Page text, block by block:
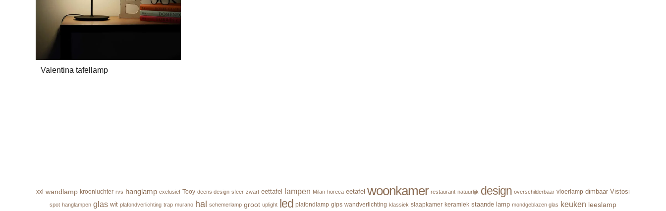
Valentina tafellamp
xxl wandlamp kroonluchter rvs hanglamp exclusief Tooy deens design sfeer zwart eettafel lampen Milan horeca eetafel woonkamer restaurant natuurlijk design overschilderbaar vloerlamp dimbaar Vistosi
spot hanglampen glas wit plafondverlichting trap murano hal schemerlamp groot uplight led plafondlamp gips wandverlichting klassiek slaapkamer keramiek staande lamp mondgeblazen glas keuken leeslamp